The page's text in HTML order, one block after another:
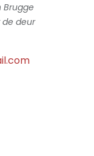
Brugge
deur